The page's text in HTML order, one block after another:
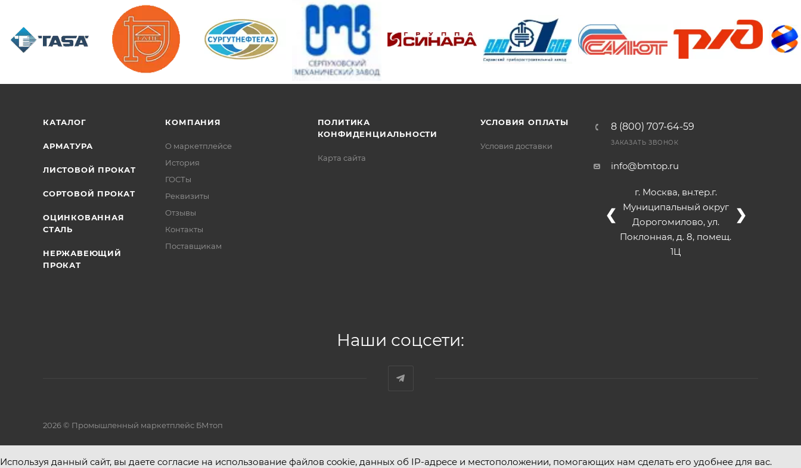
КАТАЛОГ
АРМАТУРА
ЛИСТОВОЙ ПРОКАТ
СОРТОВОЙ ПРОКАТ
ОЦИНКОВАННАЯ
СТАЛЬ
НЕРЖАВЕЮЩИЙ
ПРОКАТ
КОМПАНИЯ
О маркетплейсе
История
ГОСТы
Реквизиты
Отзывы
Контакты
Поставщикам
ПОЛИТИКА
КОНФИДЕНЦИАЛЬНОСТИ
Карта сайта
УСЛОВИЯ ОПЛАТЫ
Условия доставки
8 (800) 707-64-59
ЗАКАЗАТЬ ЗВОНОК
info@bmtop.ru
г. Москва, вн.тер.г.
Муниципальный округ
Дорогомилово, ул.
Поклонная, д. 8, помещ.
1Ц
❮ ❯
Наши соцсети:
2026 © Промышленный маркетплейс БМтоп
Используя данный сайт, вы даете согласие на использование файлов cookie, данных об IP-адресе и местоположении, помогающих нам сделать его удобнее для вас.